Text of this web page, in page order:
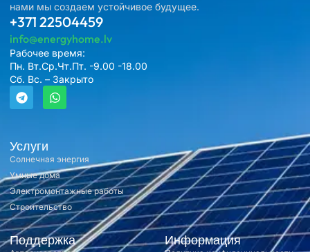
Услуги
Солнечная энергия
Умные дома
Электромонтажные работы
Строительство
Поддержка Информация
нами мы создаем устойчивое будущее.
+371 22504459
info@energyhome.lv
Рабочее время:
Пн. Вт.Ср.Чт.Пт. -9.00 -18.00
Сб. Вс. – Закрыто